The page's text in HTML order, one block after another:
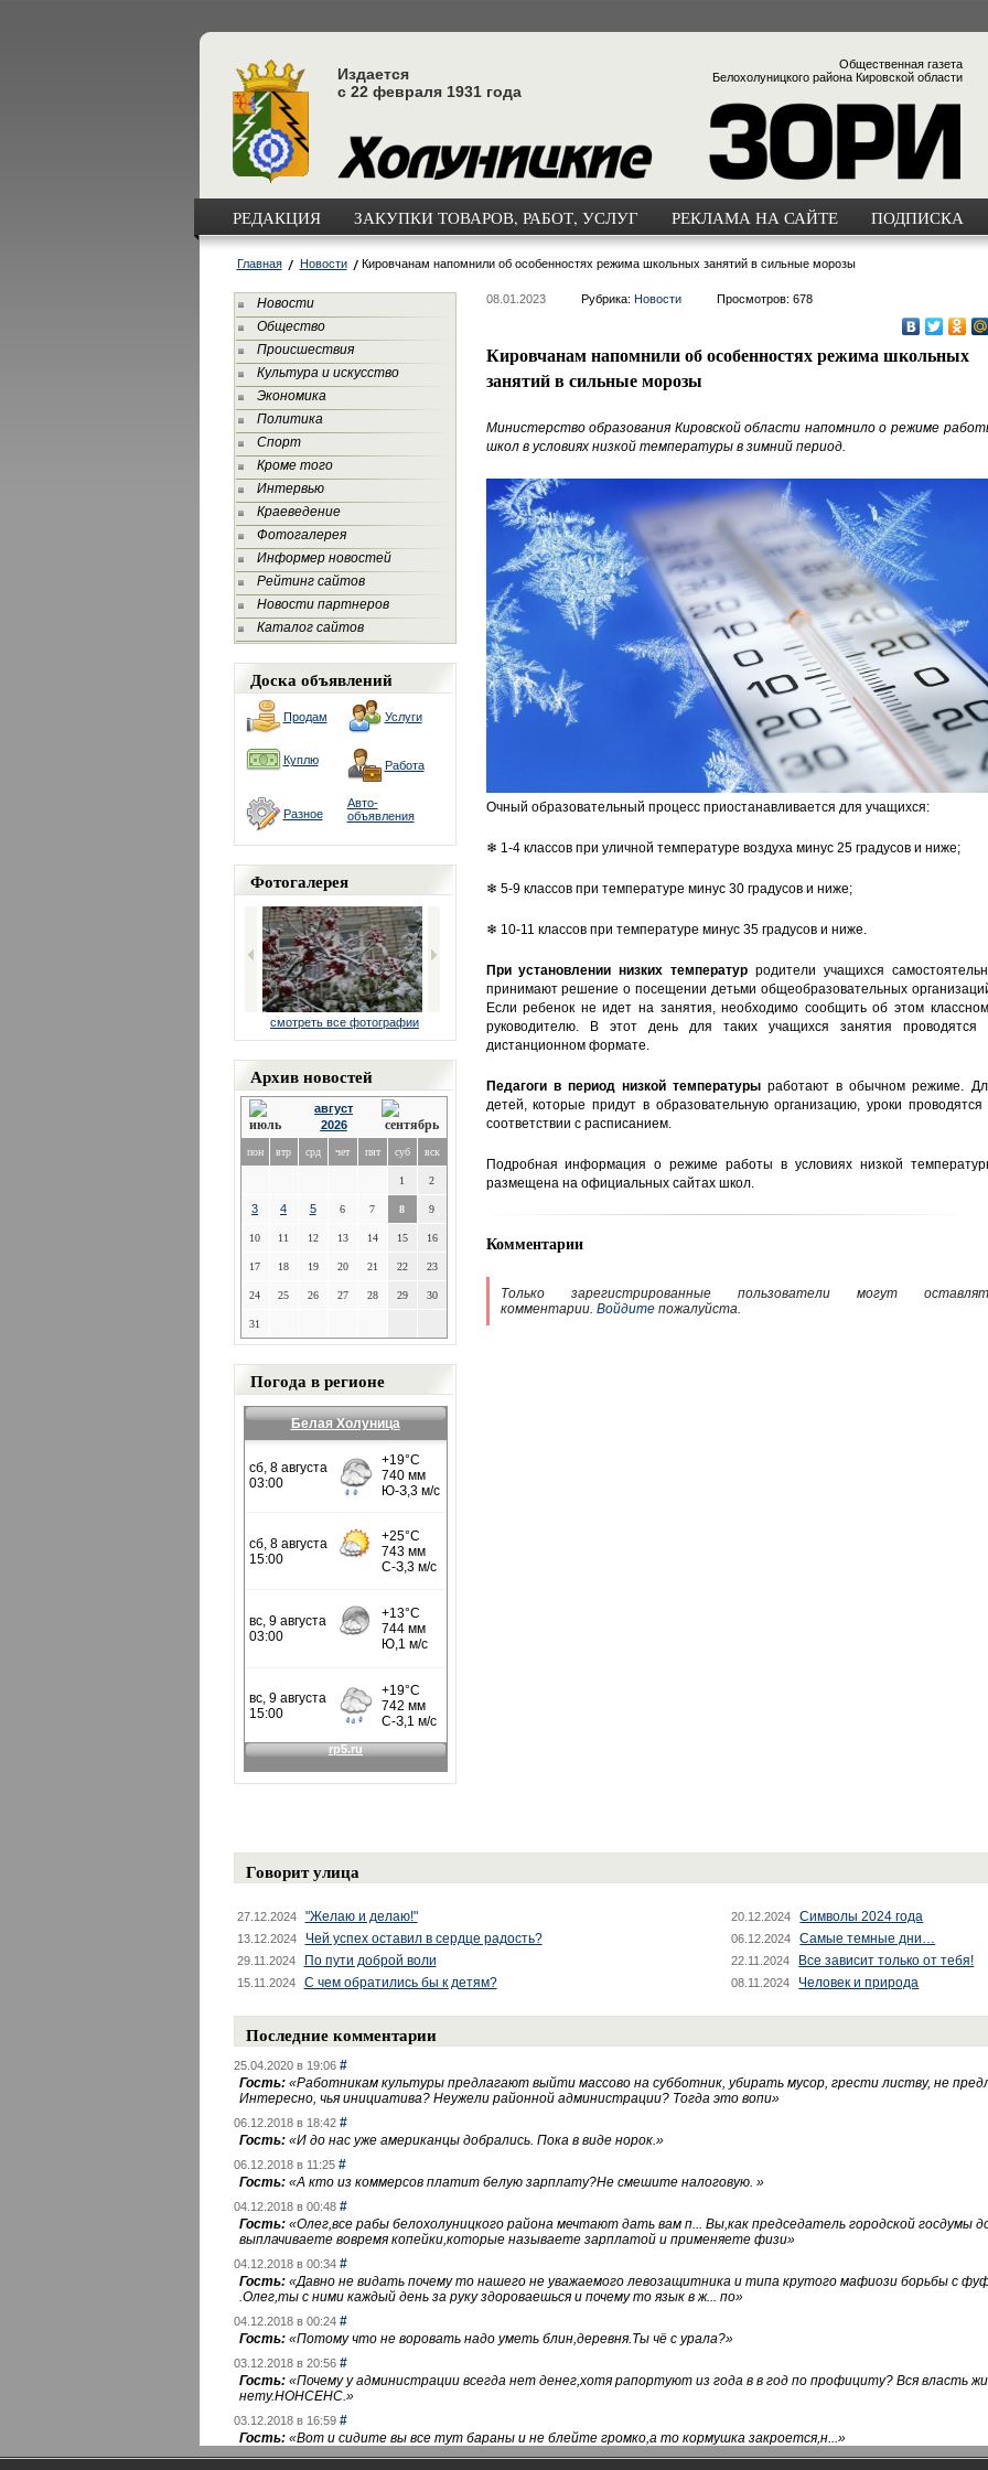
Издается
с 22 февраля 1931 года
Общественная газета
Белохолуницкого района Кировской области
РЕДАКЦИЯ ЗАКУПКИ ТОВАРОВ, РАБОТ, УСЛУГ РЕКЛАМА НА САЙТЕ ПОДПИСКА
Главная Новости Кировчанам напомнили об особенностях режима школьных занятий в сильные морозы
Новости
Общество
Происшествия
Культура и искусство
Экономика
Политика
Спорт
Кроме того
Интервью
Краеведение
Фотогалерея
Информер новостей
Рейтинг сайтов
Новости партнеров
Каталог сайтов
Доска объявлений
Продам Услуги
Куплю Работа
Разное
Авто-
объявления
Фотогалерея
смотреть все фотографии
Архив новостей
август
2026
пон втр срд чет пят суб вск
1 2
3 4 5 6 7 8 9
10 11 12 13 14 15 16
17 18 19 20 21 22 23
24 25 26 27 28 29 30
31
Погода в регионе
Белая Холуница
08.01.2023 Рубрика: Новости Просмотров: 678
Кировчанам напомнили об особенностях режима школьных
занятий в сильные морозы
Министерство образования Кировской области напомнило о режиме
школ в условиях низкой температуры в зимний период.
Очный образовательный процесс приостанавливается для учащихся:
❄ 1-4 классов при уличной температуре воздуха минус 25 градусов и ниже;
❄ 5-9 классов при температуре минус 30 градусов и ниже;
❄ 10-11 классов при температуре минус 35 градусов и ниже.
При установлении низких температур родители учащихся
принимают решение о посещении детьми общеобразовательных
Если ребенок не идет на занятия, необходимо сообщить об этом
руководителю. В этот день для таких учащихся занятия проводятся
дистанционном формате.
Педагоги в период низкой температурыработают в обычном режиме.
детей, которые придут в образовательную организацию, уроки проводятся
соответствии с расписанием.
Подробная информация о режиме работы в условиях низкой
размещена на официальных сайтах школ.
Комментарии
Только зарегистрированные пользователи могут
комментарии. Войдитепожалуйста.
Говорит улица
27.12.2024 "Желаю и делаю!" 20.12.2024 Символы 2024 года
13.12.2024 Чей успех оставил в сердце радость? 06.12.2024 Самые темные дни…
29.11.2024 По пути доброй воли 22.11.2024 Все зависит только от тебя!
15.11.2024 С чем обратились бы к детям? 08.11.2024 Человек и природа
Последние комментарии
25.04.2020 в 19:06 #
Гость: «Работникам культуры предлагают выйти массово на субботник, убирать мусор, грести листву, не
Интересно, чья инициатива? Неужели районной администрации? Тогда это вопи»
06.12.2018 в 18:42 #
Гость: «И до нас уже американцы добрались. Пока в виде норок.»
06.12.2018 в 11:25 #
Гость: «А кто из коммерсов платит белую зарплату?Не смешите налоговую. »
04.12.2018 в 00:48 #
Гость: «Олег,все рабы белохолуницкого района мечтают дать вам п... Вы,как председатель городской госдумы
выплачиваете вовремя копейки,которые называете зарплатой и применяете физи»
04.12.2018 в 00:34 #
Гость: «Давно не видать почему то нашего не уважаемого левозащитника и типа крутого мафиози борьбы с
.Олег,ты с ними каждый день за руку здороваешься и почему то язык в ж... по»
04.12.2018 в 00:24 #
Гость: «Потому что не воровать надо уметь блин,деревня.Ты чё с урала?»
03.12.2018 в 20:56 #
Гость: «Почему у администрации всегда нет денег,хотя рапортуют из года в в год по профициту? Вся власть
нету.НОНСЕНС.»
03.12.2018 в 16:59 #
Гость: «Вот и сидите вы все тут бараны и не блейте громко,а то кормушка закроется,н...»